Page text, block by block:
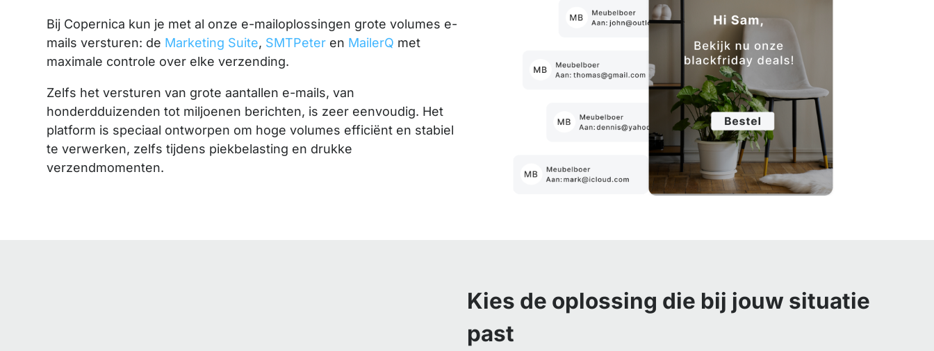
Bij Copernica kun je met al onze e-mailoplossingen grote volumes e-
mails versturen: de Marketing Suite, SMTPeter en MailerQ met
maximale controle over elke verzending.
Zelfs het versturen van grote aantallen e-mails, van
honderdduizenden tot miljoenen berichten, is zeer eenvoudig. Het
platform is speciaal ontworpen om hoge volumes efficiënt en stabiel
te verwerken, zelfs tijdens piekbelasting en drukke
verzendmomenten.
Kies de oplossing die bij jouw situatie
past